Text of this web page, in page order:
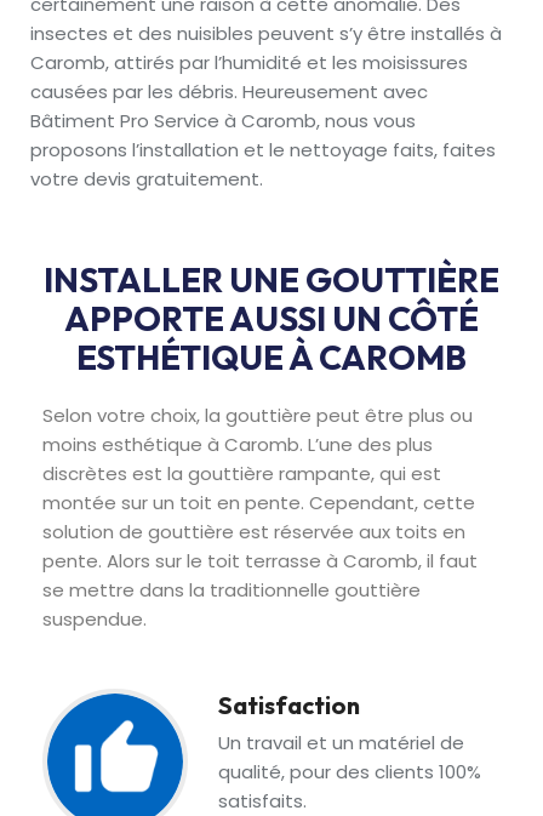
insectes et des nuisibles peuvent s’y être installés à
Caromb, attirés par l’humidité et les moisissures
causées par les débris. Heureusement avec
Bâtiment Pro Service à Caromb, nous vous
proposons l’installation et le nettoyage faits, faites
votre devis gratuitement.
INSTALLER UNE GOUTTIÈRE
APPORTE AUSSI UN CÔTÉ
ESTHÉTIQUE À CAROMB
Selon votre choix, la gouttière peut être plus ou
moins esthétique à Caromb. L’une des plus
discrètes est la gouttière rampante, qui est
montée sur un toit en pente. Cependant, cette
solution de gouttière est réservée aux toits en
pente. Alors sur le toit terrasse à Caromb, il faut
se mettre dans la traditionnelle gouttière
suspendue.
Satisfaction
Un travail et un matériel de
qualité, pour des clients 100%
satisfaits.